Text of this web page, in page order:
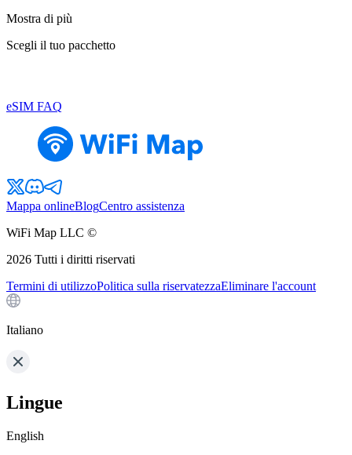
Mostra di più
Scegli il tuo pacchetto
eSIM FAQ
Mappa onlineBlogCentro assistenza
WiFi Map LLC ©
2026 Tutti i diritti riservati
Termini di utilizzoPolitica sulla riservatezzaEliminare l'account
Italiano
Lingue
English